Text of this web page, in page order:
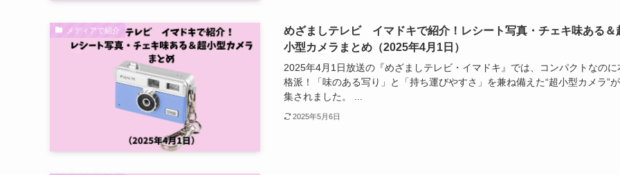
メディアで紹介
めざましテレビ イマドキで紹介！レシート写真・チェキ味ある＆
小型カメラまとめ（2025年4月1日）
2025年4月1日放送の『めざましテレビ・イマドキ』では、コンパクトなのに
格派！「味のある写り」と「持ち運びやすさ」を兼ね備えた“超小型カメラ”
集されました。 ...
2025年5月6日